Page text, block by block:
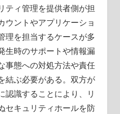
ティ管理を提供者側が担
ウントやアプリケーショ
理を担当するケースが多
生時のサポートや情報漏
事態への対処方法や責任
結ぶ必要がある。双方が
認識することにより、リ
セキュリティホールを防